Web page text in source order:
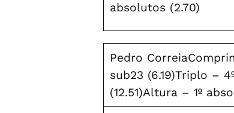
absolutos (2.70)
Pedro
sub23 (6.19)Triplo –
(12.51)Altura – 1º